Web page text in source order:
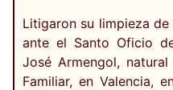
Litigaron su limpieza
ante el Santo Oficio
José Armengol,
Familiar, en Valencia,